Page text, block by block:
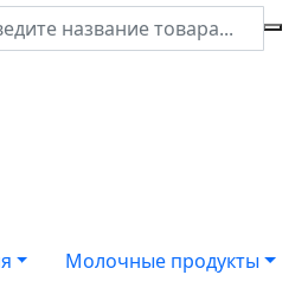
Молочные продукты